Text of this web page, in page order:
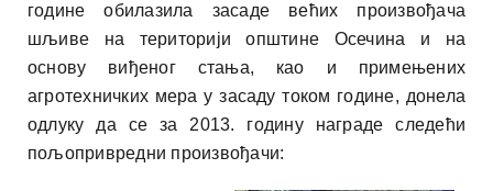
године обилазила засаде већих произвођача
шљиве на територији општине Осечина и на
основу виђеног стања, као и примењених
агротехничких мера у засаду током године, донела
одлуку да се за 2013. годину награде следећи
пољопривредни произвођачи: